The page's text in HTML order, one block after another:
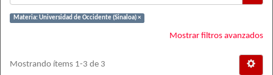
Materia: Universidad de Occidente (Sinaloa) ×
Mostrar filtros avanzados
Mostrando ítems 1-3 de 3